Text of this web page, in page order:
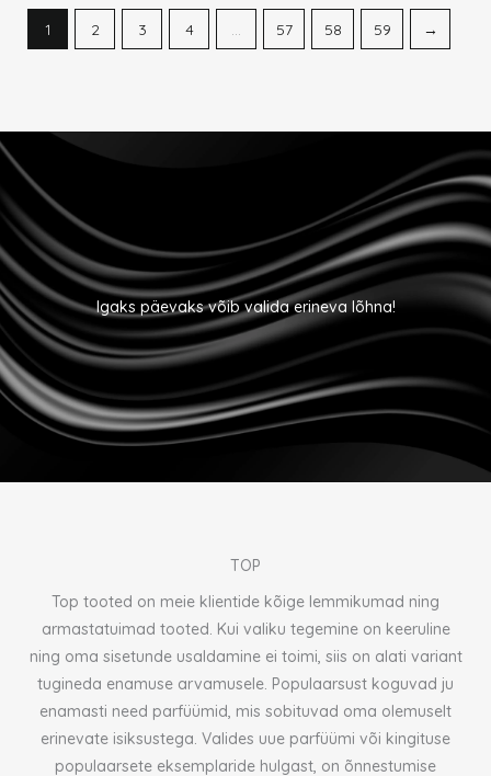
1 2 3 4 … 57 58 59 →
Igaks päevaks võib valida erineva lõhna!
TOP
Top tooted on meie klientide kõige lemmikumad ning
armastatuimad tooted. Kui valiku tegemine on keeruline
ning oma sisetunde usaldamine ei toimi, siis on alati variant
tugineda enamuse arvamusele. Populaarsust koguvad ju
enamasti need parfüümid, mis sobituvad oma olemuselt
erinevate isiksustega. Valides uue parfüümi või kingituse
populaarsete eksemplaride hulgast, on õnnestumise